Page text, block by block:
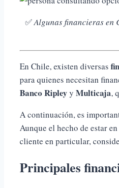
✅Algunas financieras en
En Chile, existen diversas
para quienes necesitan
Banco Ripley y Multicaja,
A continuación, es
Aunque el hecho de estar
cliente en particular,
Principales